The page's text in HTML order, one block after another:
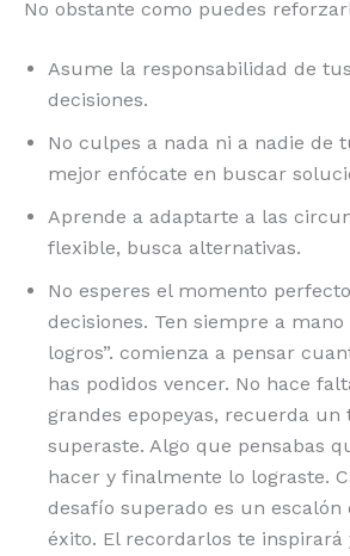
No obstante como puedes
Asume la responsabilidad de
decisiones.
No culpes a nada ni a nadie de
mejor enfócate en buscar
Aprende a adaptarte a las
flexible, busca alternativas.
No esperes el momento
decisiones. Ten siempre a
logros”. comienza a pensar
has podidos vencer. No hace
grandes epopeyas, recuerda un
superaste. Algo que pensabas
hacer y finalmente lo lograste.
desafío superado es un
éxito. El recordarlos te inspirará